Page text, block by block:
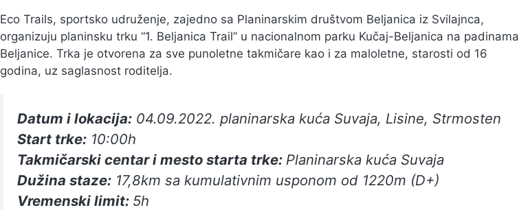
Eco Trails, sportsko udruženje, zajedno sa Planinarskim društvom Beljanica iz Svilajnca,
organizuju planinsku trku “1. Beljanica Trail” u nacionalnom parku Kučaj-Beljanica na padinama
Beljanice. Trka je otvorena za sve punoletne takmičare kao i za maloletne, starosti od 16
godina, uz saglasnost roditelja.
Datum i lokacija: 04.09.2022. planinarska kuća Suvaja, Lisine, Strmosten
Start trke: 10:00h
Takmičarski centar i mesto starta trke: Planinarska kuća Suvaja
Dužina staze: 17,8km sa kumulativnim usponom od 1220m (D+)
Vremenski limit: 5h